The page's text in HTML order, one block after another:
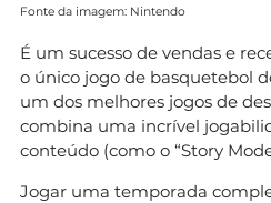
Fonte da imagem: Nintendo
É um sucesso de vendas e
o único jogo de basquetebol
um dos melhores jogos de
combina uma incrível
conteúdo (como o “Story
Jogar uma temporada